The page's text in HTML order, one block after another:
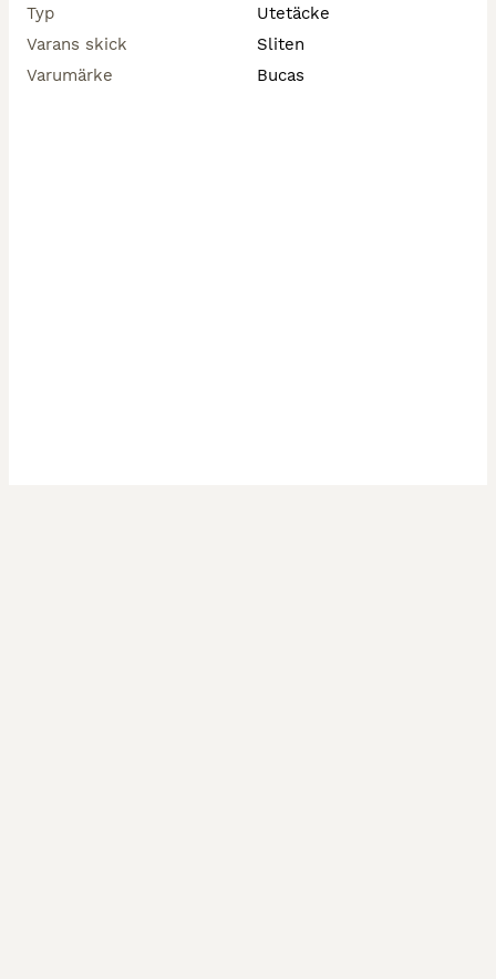
Typ
Utetäcke
Varans skick
Sliten
Varumärke
Bucas